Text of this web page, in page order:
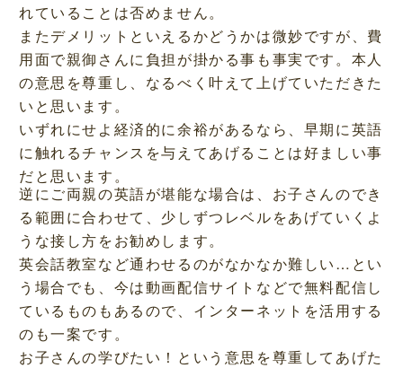
れていることは否めません。
またデメリットといえるかどうかは微妙ですが、費
用面で親御さんに負担が掛かる事も事実です。本人
の意思を尊重し、なるべく叶えて上げていただきた
いと思います。
いずれにせよ経済的に余裕があるなら、早期に英語
に触れるチャンスを与えてあげることは好ましい事
だと思います。
逆にご両親の英語が堪能な場合は、お子さんのでき
る範囲に合わせて、少しずつレベルをあげていくよ
うな接し方をお勧めします。
英会話教室など通わせるのがなかなか難しい…とい
う場合でも、今は動画配信サイトなどで無料配信し
ているものもあるので、インターネットを活用する
のも一案です。
お子さんの学びたい！という意思を尊重してあげた